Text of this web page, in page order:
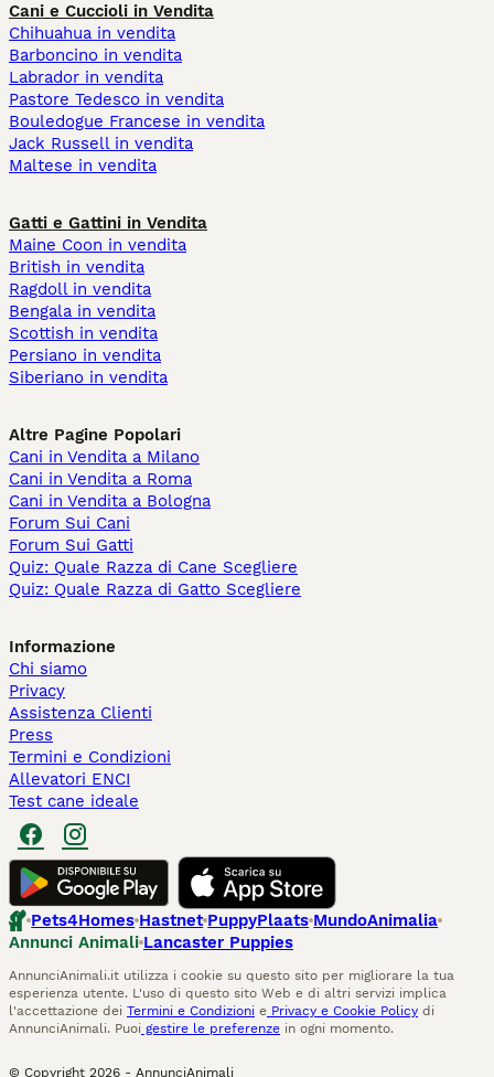
Cani e Cuccioli in Vendita
Chihuahua in vendita
Barboncino in vendita
Labrador in vendita
Pastore Tedesco in vendita
Bouledogue Francese in vendita
Jack Russell in vendita
Maltese in vendita
Gatti e Gattini in Vendita
Maine Coon in vendita
British in vendita
Ragdoll in vendita
Bengala in vendita
Scottish in vendita
Persiano in vendita
Siberiano in vendita
Altre Pagine Popolari
Cani in Vendita a Milano
Cani in Vendita a Roma
Cani in Vendita a Bologna
Forum Sui Cani
Forum Sui Gatti
Quiz: Quale Razza di Cane Scegliere
Quiz: Quale Razza di Gatto Scegliere
Informazione
Chi siamo
Privacy
Assistenza Clienti
Press
Termini e Condizioni
Allevatori ENCI
Test cane ideale
Pets4Homes Hastnet PuppyPlaats MundoAnimalia
Annunci Animali Lancaster Puppies
AnnunciAnimali.it utilizza i cookie su questo sito per migliorare la tua
esperienza utente. L'uso di questo sito Web e di altri servizi implica
l'accettazione dei Termini e Condizioni e Privacy e Cookie Policy di
AnnunciAnimali. Puoi gestire le preferenze in ogni momento.
© Copyright 2026 - AnnunciAnimali